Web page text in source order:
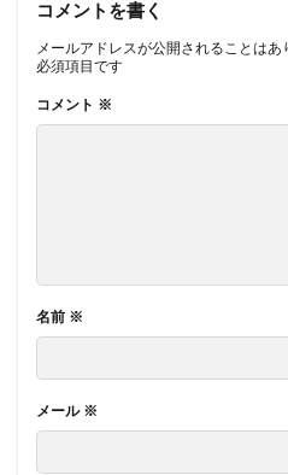
コメントを書く
メールアドレスが公開されることはあ
必須項目です
コメント ※
名前 ※
メール ※